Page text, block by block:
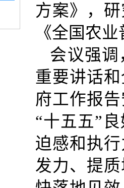
方案》，
《全国农
会议强
重要讲话
府工作报
“十五五”
迫感和执
发力、提